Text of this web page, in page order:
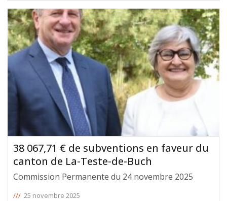
avec leur soutien en faveur du canton de la Presqu’île, lors de
la Commission Permanente du 24 novembre 2025. Le
montant total de ces aides[ … ]
38 067,71 € de subventions en faveur du
canton de La-Teste-de-Buch
Commission Permanente du 24 novembre 2025
/// 25 novembre 2025